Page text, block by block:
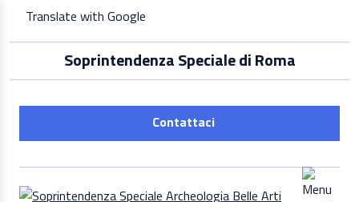
content
Translate with Google
Soprintendenza Speciale di Roma
Contattaci